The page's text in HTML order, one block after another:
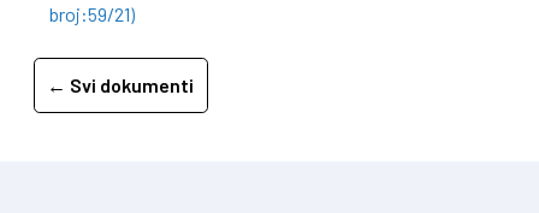
broj:59/21)
← Svi dokumenti